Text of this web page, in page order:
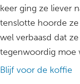
keer ging ze liever
tenslotte hoorde
wel verbaasd dat
tegenwoordig moe
Blijf voor de koffie